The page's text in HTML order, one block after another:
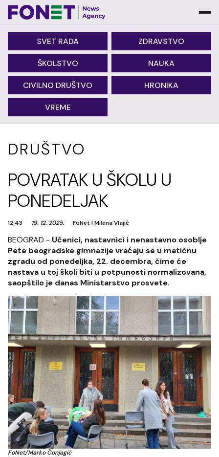
SVET RADA ZDRAVSTVO
ŠKOLSTVO NAUKA
CIVILNO DRUŠTVO HRONIKA
VREME
DRUŠTVO
POVRATAK U ŠKOLU U
PONEDELJAK
12:43 19. 12. 2025. FoNet |Milena Vlajić
BEOGRAD - Učenici, nastavnici i nenastavno osoblje
Pete beogradske gimnazije vraćaju se u matičnu
zgradu od ponedeljka, 22. decembra, čime će
nastava u toj školi biti u potpunosti normalizovana,
saopštilo je danas Ministarstvo prosvete.
FoNet/Marko Čonjagić